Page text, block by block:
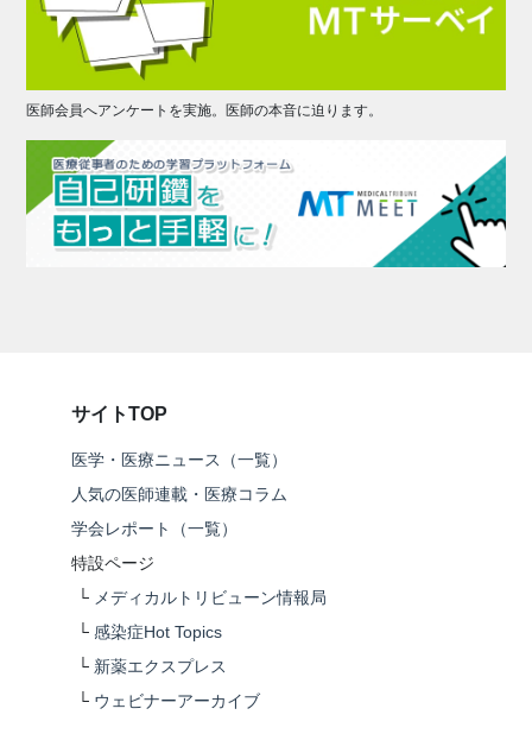
医師会員へアンケートを実施。医師の本音に迫ります。
サイトTOP
医学・医療ニュース（一覧）
人気の医師連載・医療コラム
学会レポート（一覧）
特設ページ
└ メディカルトリビューン情報局
└ 感染症Hot Topics
└ 新薬エクスプレス
└ ウェビナーアーカイブ